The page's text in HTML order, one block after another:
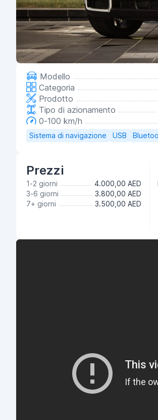
Modello
Categoria
Prodotto
Tipo di azionamento
0-100 km/h
Sistema di navigazione USB
Prezzi
1-2 giorni
4.000,00 AED
3-6 giorni
3.800,00 AED
7+ giorni
3.500,00 AED